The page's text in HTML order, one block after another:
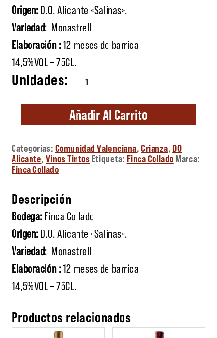
Origen:D.O. Alicante «Salinas».
Variedad: Monastrell
Elaboración :12 meses de barrica
14,5%VOL – 75CL.
Fet a mà cantidad
Añadir Al Carrito
Categorías: Comunidad Valenciana,Crianza, DO
Alicante, Vinos Tintos Etiqueta: Finca Collado Marca:
Finca Collado
Descripción
Bodega:Finca Collado
Origen:D.O. Alicante «Salinas».
Variedad: Monastrell
Elaboración :12 meses de barrica
14,5%VOL – 75CL.
Productos relacionados